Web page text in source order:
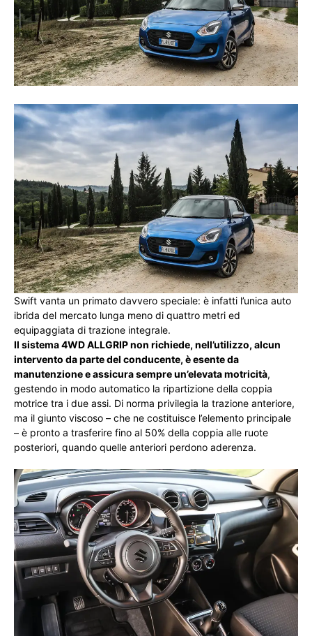
Swift vanta un primato davvero speciale: è infatti l’unica auto
ibrida del mercato lunga meno di quattro metri ed
equipaggiata di trazione integrale.
Il sistema 4WD ALLGRIPnon richiede, nell’utilizzo, alcun
intervento da parte del conducente, è esente da
manutenzione e assicura sempre un’elevata motricità,
gestendo in modo automatico la ripartizione della coppia
motrice tra i due assi. Di norma privilegia la trazione anteriore,
ma il giunto viscoso – che ne costituisce l’elemento principale
– è pronto a trasferire fino al 50% della coppia alle ruote
posteriori, quando quelle anteriori perdono aderenza.